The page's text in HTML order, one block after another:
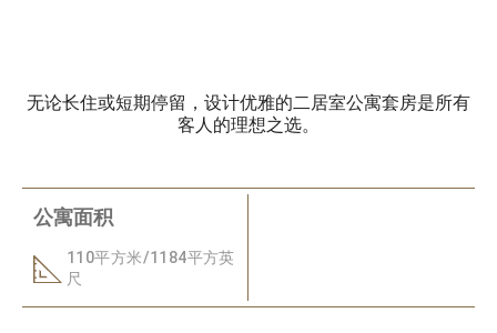
无论长住或短期停留，设计优雅的二居室公寓套房是所有
客人的理想之选。
公寓面积
110平方米/1184平方英
尺